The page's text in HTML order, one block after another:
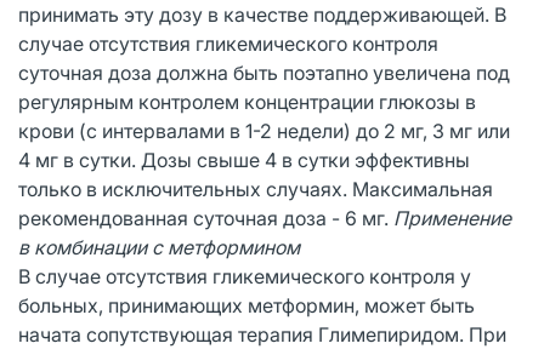
принимать эту дозу в качестве поддерживающей. В
случае отсутствия гликемического контроля
суточная доза должна быть поэтапно увеличена под
регулярным контролем концентрации глюкозы в
крови (с интервалами в 1-2 недели) до 2 мг, 3 мг или
4 мг в сутки. Дозы свыше 4 в сутки эффективны
только в исключительных случаях. Максимальная
рекомендованная суточная доза - 6 мг. Применение
в комбинации с метформином
В случае отсутствия гликемического контроля у
больных, принимающих метформин, может быть
начата сопутствующая терапия Глимепиридом. При